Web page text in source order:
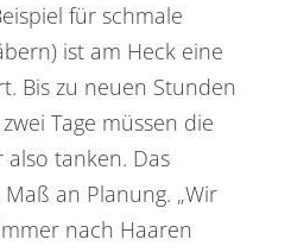
für schmale
ist am Heck eine
Bis zu neuen Stunden
Tage müssen die
tanken. Das
an Planung. „Wir
nach Haaren